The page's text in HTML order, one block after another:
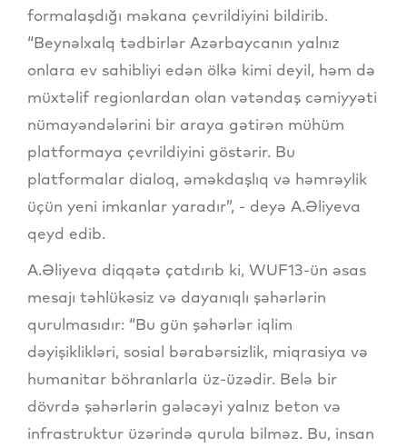
formalaşdığı məkana çevrildiyini bildirib.
“Beynəlxalq tədbirlər Azərbaycanın yalnız
onlara ev sahibliyi edən ölkə kimi deyil, həm də
müxtəlif regionlardan olan vətəndaş cəmiyyəti
nümayəndələrini bir araya gətirən mühüm
platformaya çevrildiyini göstərir. Bu
platformalar dialoq, əməkdaşlıq və həmrəylik
üçün yeni imkanlar yaradır”, - deyə A.Əliyeva
qeyd edib.
A.Əliyeva diqqətə çatdırıb ki, WUF13-ün əsas
mesajı təhlükəsiz və dayanıqlı şəhərlərin
qurulmasıdır: “Bu gün şəhərlər iqlim
dəyişiklikləri, sosial bərabərsizlik, miqrasiya və
humanitar böhranlarla üz-üzədir. Belə bir
dövrdə şəhərlərin gələcəyi yalnız beton və
infrastruktur üzərində qurula bilməz. Bu, insan